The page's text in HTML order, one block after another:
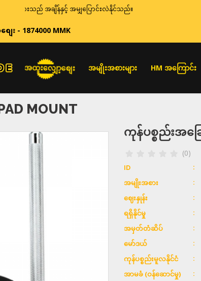
ျားသည် အချိန်နှင့် အမျှပြောင်းလဲနိုင်သည်။
ေး - 1874000 MMK
အထူးလျှော့စျေး အမျိုးအစားများ HM အကြောင်း
MOUNT
ကုန်ပစ္စည်းအ
(0)
ID
အမျိုးအစား
ဈေးနှုန်း
ရရှိနိုင်မှု
အမှတ်တံဆိပ်
မော်ဒယ်
ကုန်ပစ္စည်းမူလနိုင်ငံ
အာမခံ (ဝန်ဆောင်မှု)